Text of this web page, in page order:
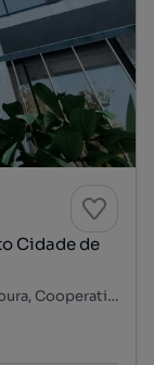
Cidade de
Rua Cidade de Luanda - Bairro Fonte da Moura, Cooperativa dos Arquitectos - Fonte da Moura - Pedra Verde, Aldoar, Foz do Douro e Nevogilde, Porto, Porto